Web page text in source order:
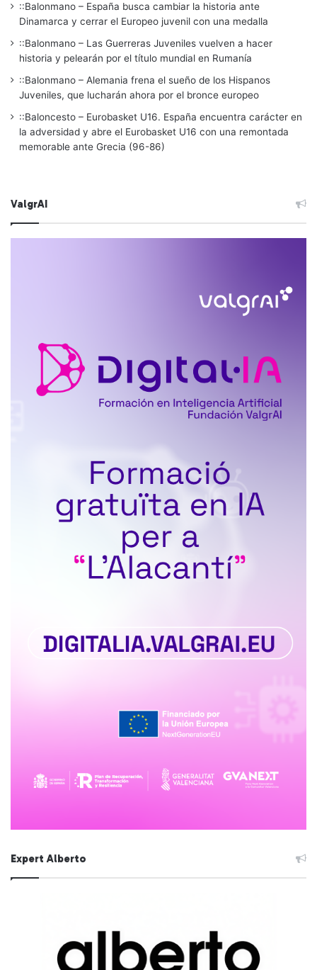
::Balonmano – España busca cambiar la historia ante
Dinamarca y cerrar el Europeo juvenil con una medalla
::Balonmano – Las Guerreras Juveniles vuelven a hacer
historia y pelearán por el título mundial en Rumanía
::Balonmano – Alemania frena el sueño de los Hispanos
Juveniles, que lucharán ahora por el bronce europeo
::Baloncesto – Eurobasket U16. España encuentra carácter en
la adversidad y abre el Eurobasket U16 con una remontada
memorable ante Grecia (96-86)
ValgrAI
Expert Alberto